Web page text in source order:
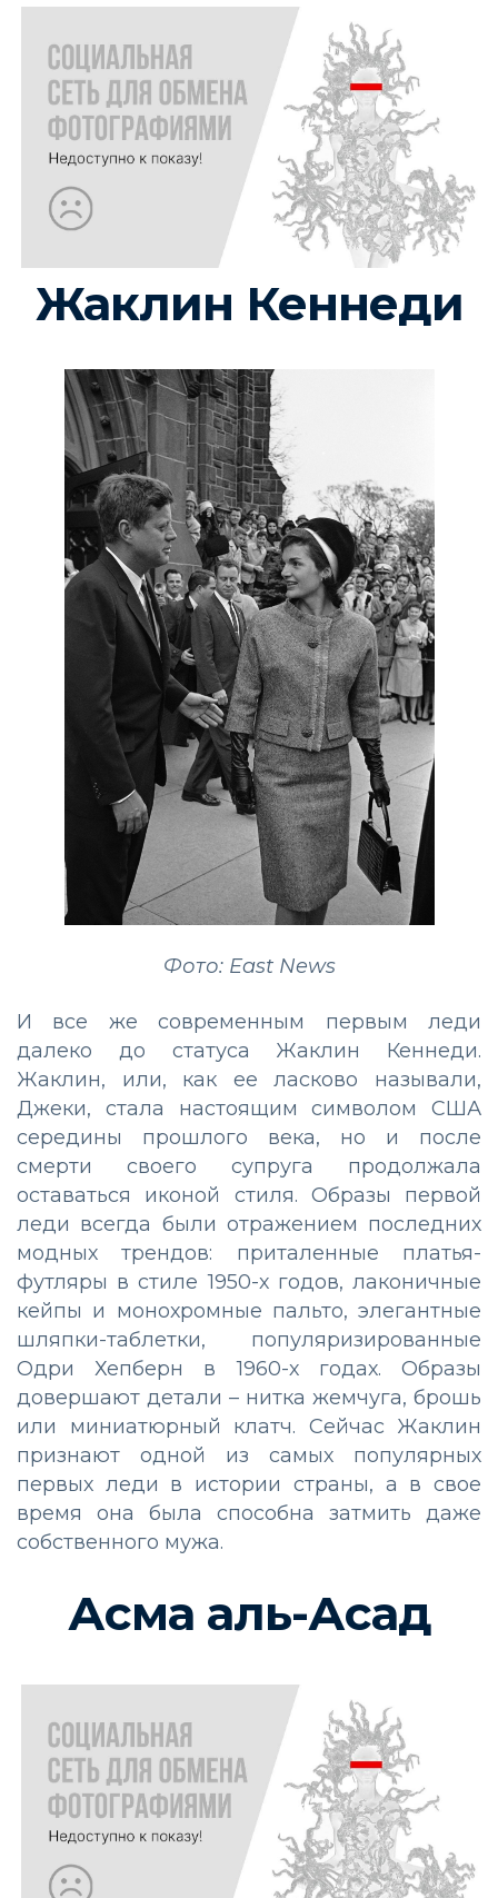
Жаклин Кеннеди
Фото: East News
И все же современным первым леди
далеко до статуса Жаклин Кеннеди.
Жаклин, или, как ее ласково называли,
Джеки, стала настоящим символом США
середины прошлого века, но и после
смерти своего супруга продолжала
оставаться иконой стиля. Образы первой
леди всегда были отражением последних
модных трендов: приталенные платья-
футляры в стиле 1950-х годов, лаконичные
кейпы и монохромные пальто, элегантные
шляпки-таблетки, популяризированные
Одри Хепберн в 1960-х годах. Образы
довершают детали – нитка жемчуга, брошь
или миниатюрный клатч. Сейчас Жаклин
признают одной из самых популярных
первых леди в истории страны, а в свое
время она была способна затмить даже
собственного мужа.
Асма аль-Асад